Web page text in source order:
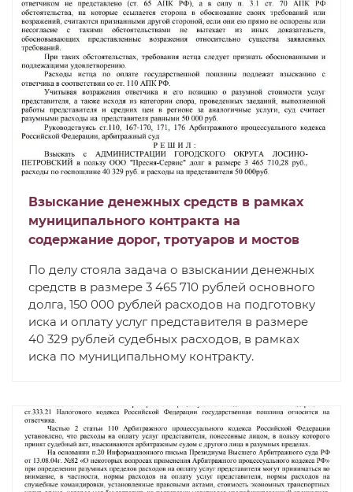
Взыскание денежных средств в рамках
муниципального контракта на
содержание дорог, тротуаров и мостов
По делу стояла задача о взыскании денежных
средств в размере 3 465 710 рублей основного
долга, 150 000 рублей расходов на подготовку
иска и оплату услуг представителя в размере
40 329 рублей судебных расходов, в рамках
иска по муниципальному контракту.